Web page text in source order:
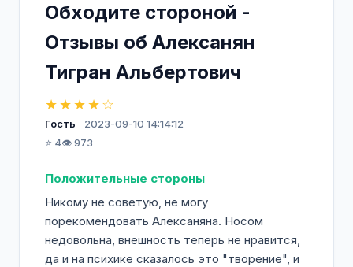
Обходите стороной -
Отзывы об Алексанян
Тигран Альбертович
★★★★☆
Гость
2023-09-10 14:14:12
⭐ 4👁️ 973
Положительные стороны
Никому не советую, не могу
порекомендовать Алексаняна. Носом
недовольна, внешность теперь не нравится,
да и на психике сказалось это "творение", и